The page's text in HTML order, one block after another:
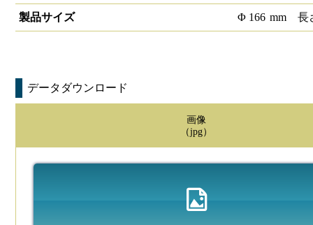
製品サイズ Φ 166 mm 長
データダウンロード
画像
（jpg）